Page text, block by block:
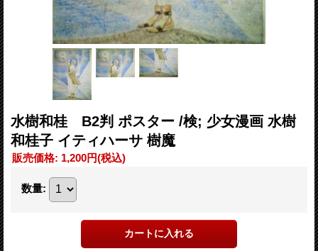
水樹和桂 B2判 ポスター /検; 少女漫画 水樹
和桂子 イティハーサ 樹魔
販売価格: 1,200円(税込)
数量: